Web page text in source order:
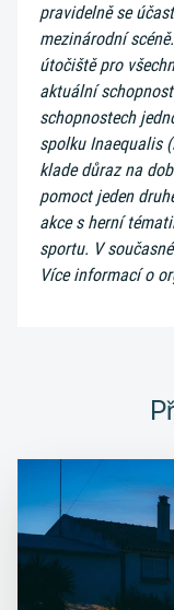
pravidelně se
mezinárodní
útočiště pro
aktuální
schopnostech
spolku Inaequalis
klade důraz na
pomoct jeden
akce s herní
sportu. V
Více informací o